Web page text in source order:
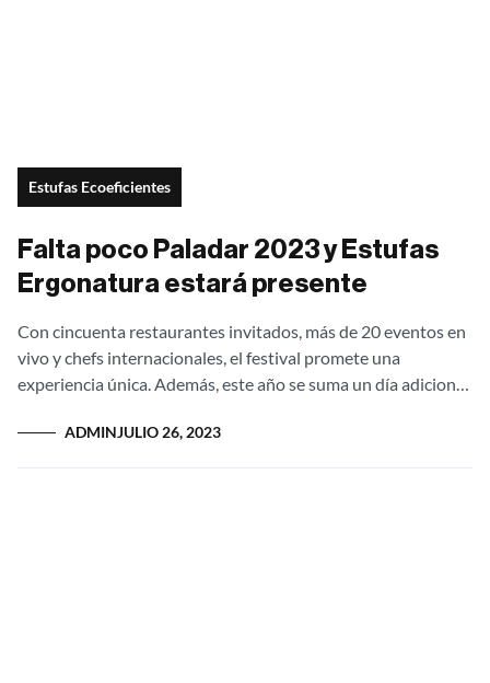
Estufas Ecoeficientes
Falta poco Paladar 2023 y Estufas
Ergonatura estará presente
Con cincuenta restaurantes invitados, más de 20 eventos en
vivo y chefs internacionales, el festival promete una
experiencia única. Además, este año se suma un día adicional
ADMINJULIO 26, 2023